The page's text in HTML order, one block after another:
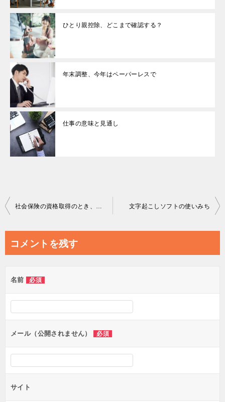
ひとり親控除、どこまで確認する？
年末調整、今年はペーパーレスで
仕事の意味と見通し
投
ビ
ー
シ
ン
社会保険の資格取得のとき、雇用期間2ヶ月要件はここに注意 文字起こしソフトの使いみち
コメントを残す
名前 必須
メール（公開されません） 必須
サイト